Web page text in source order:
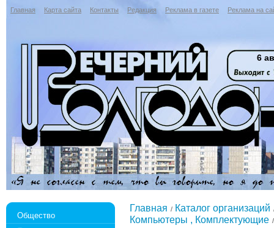
Главная Карта сайта Контакты Редакция Реклама в газете Реклама на
6
Общество
Главная
Каталог организаций
Компьютеры , Комплектующие